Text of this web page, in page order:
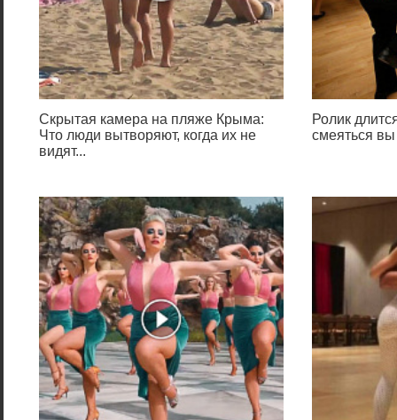
Скрытая камера на пляже Крыма:
Что люди вытворяют, когда их не
видят...
Ролик
смеяться вы